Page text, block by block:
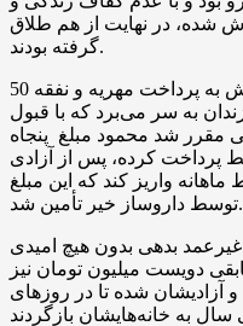
شده، در نهایت از هم طلاق
گرفته بودند.
پس از جدایی با شکایت همسرش به پرداخت مهریه و نفقه 50
به سر می‌برد که با قبول
مقرر شد محمود مبلغ پنجاه
پرداخت کرده، پس از آزادی
واریز کند که این مبلغ
توسط داروساز خیر تأمین شد.
غیرعمد بدهی بدون هیچ امیدی
دویست میلیون تومان نیز
شده تا در روزهای